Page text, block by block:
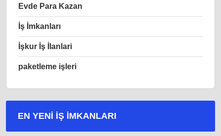
Evde Para Kazan
İş İmkanları
İşkur İş İlanlari
paketleme işleri
EN YENI İŞ IMKANLARI